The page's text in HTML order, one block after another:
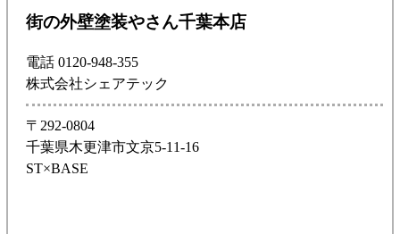
街の外壁塗装やさん千葉本店
電話 0120-948-355
株式会社シェアテック
〒292-0804
千葉県木更津市文京5-11-16
ST×BASE